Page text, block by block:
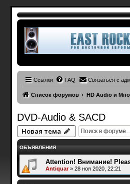
Ссылки FAQ Связаться с
Список форумов HD Audio и
DVD-Audio & SACD
Новая тема
ОБЪЯВЛЕНИЯ
Attention! Внимание!
Antiquar» 28 ноя 2020, 22:21